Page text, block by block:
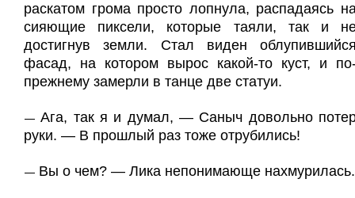
раскатом грома просто лопнула, распадаясь
сияющие пиксели, которые таяли, так и
достигнув земли. Стал виден
фасад, на котором вырос какой-то куст, и
прежнему замерли в танце две статуи.
—Ага, так я и думал, — Саныч довольно
руки. — В прошлый раз тоже отрубились!
— Вы о чем? — Лика непонимающе нахмурилась.